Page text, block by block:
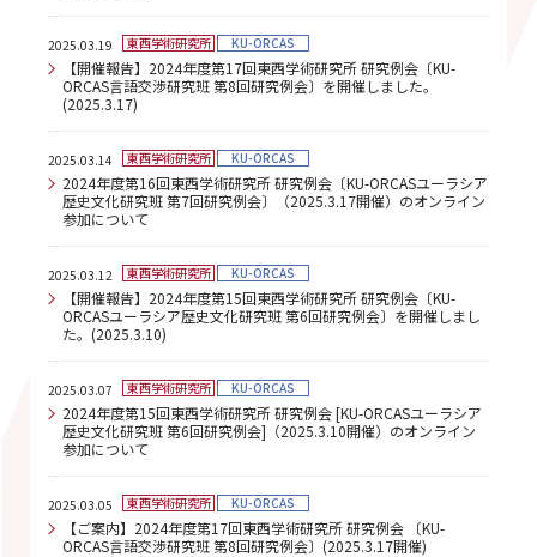
2025.03.19 東西学術研究所 KU-ORCAS
【開催報告】2024年度第17回東西学術研究所 研究例会〔KU-
ORCAS言語交渉研究班 第8回研究例会〕を開催しました。
(2025.3.17)
2025.03.14 東西学術研究所 KU-ORCAS
2024年度第16回東西学術研究所 研究例会〔KU-ORCASユーラシア
歴史文化研究班 第7回研究例会〕（2025.3.17開催）のオンライン
参加について
2025.03.12 東西学術研究所 KU-ORCAS
【開催報告】2024年度第15回東西学術研究所 研究例会〔KU-
ORCASユーラシア歴史文化研究班 第6回研究例会〕を開催しまし
た。(2025.3.10)
2025.03.07 東西学術研究所 KU-ORCAS
2024年度第15回東西学術研究所 研究例会 [KU-ORCASユーラシア
歴史文化研究班 第6回研究例会]（2025.3.10開催）のオンライン
参加について
2025.03.05 東西学術研究所 KU-ORCAS
【ご案内】2024年度第17回東西学術研究所 研究例会 〔KU-
ORCAS言語交渉研究班 第8回研究例会〕(2025.3.17開催)